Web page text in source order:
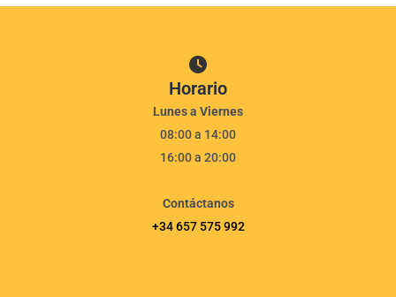
Horario
Lunes a Viernes
08:00 a 14:00
16:00 a 20:00
Contáctanos
+34 657 575 992